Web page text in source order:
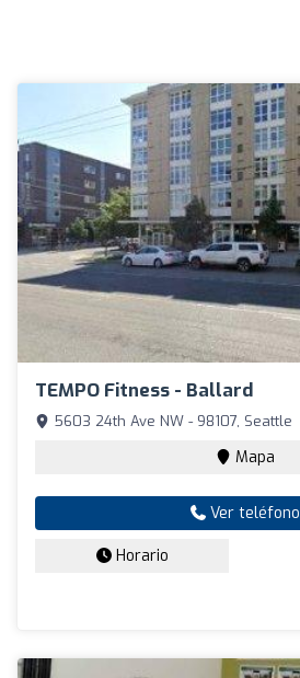
TEMPO Fitness - Ballard
5603 24th Ave NW - 98107, Seattle
Mapa
Ver teléfono
Horario